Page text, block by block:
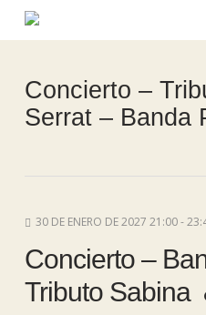
to
contentConcierto –
Serrat – Banda
30 DE ENERO DE 2027 21:00 -
Concierto –
Tributo Sabina